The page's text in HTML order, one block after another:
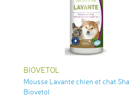
BIOVETOL
Mousse Lavante chien et chat
Biovetol